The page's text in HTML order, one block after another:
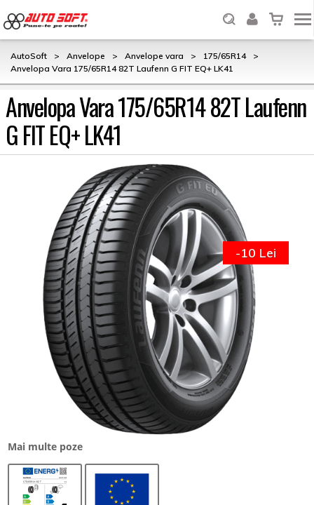
AutoSoft > Anvelope > Anvelope vara > 175/65R14
>
Anvelopa Vara 175/65R14 82T Laufenn G FIT EQ+ LK41
Anvelopa Vara 175/65R14 82T Laufenn
G FIT EQ+ LK41
Mai multe poze
-10 Lei